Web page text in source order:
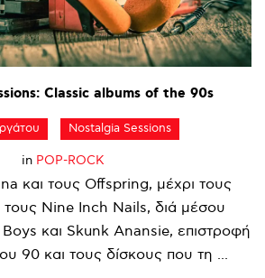
Classic albums of the 90s
Nostalgia Sessions
in POP-ROCK
και τους Offspring, μέχρι τους
τους Nine Inch Nails, διά μέσου
και Skunk Anansie, επιστροφή
90 και τους δίσκους που τη ...